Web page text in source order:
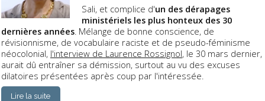
Sali, et complice d'un des dérapages
ministériels les plus honteux des 30
dernières années. Mélange de bonne conscience, de
révisionnisme, de vocabulaire raciste et de pseudo-féminisme
néocolonial, l'interview de Laurence Rossignol, le 30 mars dernier,
aurait dû entraîner sa démission, surtout au vu des excuses
dilatoires présentées après coup par l'intéressée.
Lire la suite